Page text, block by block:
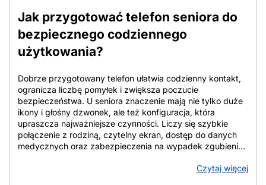
Jak przygotować telefon seniora do
bezpiecznego codziennego
użytkowania?
Dobrze przygotowany telefon ułatwia codzienny kontakt,
ogranicza liczbę pomyłek i zwiększa poczucie
bezpieczeństwa. U seniora znaczenie mają nie tylko duże
ikony i głośny dzwonek, ale też konfiguracja, która
upraszcza najważniejsze czynności. Liczy się szybkie
połączenie z rodziną, czytelny ekran, dostęp do danych
medycznych oraz zabezpieczenia na wypadek zgubienia
zebrano konkretne rozwiązania, które porządkują ekran,
Czytaj więcej